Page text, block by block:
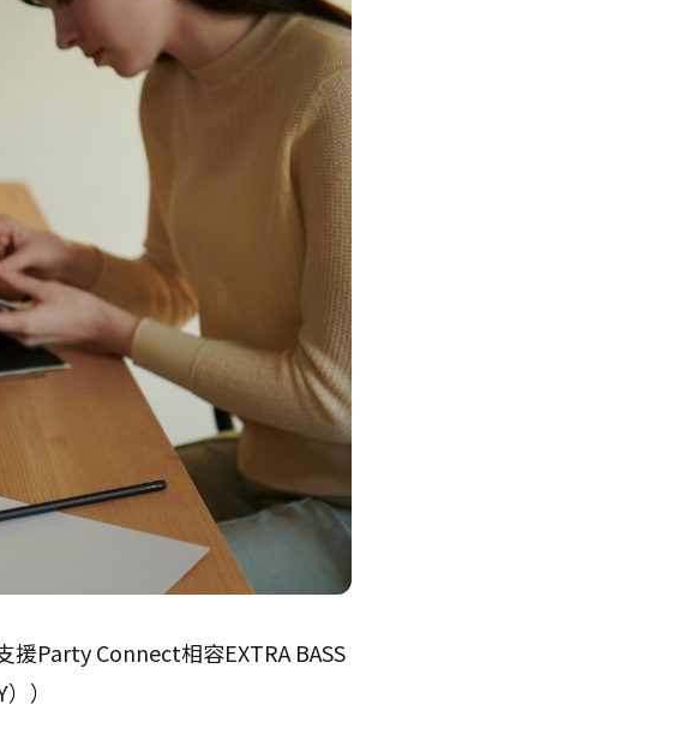
援Party Connect相容EXTRA BASS
）